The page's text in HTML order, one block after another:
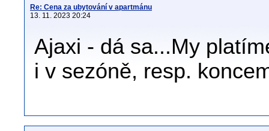
Re: Cena za ubytování v apartmánu
13. 11. 2023 20:24
Ajaxi - dá sa...My
i v sezóně, resp.